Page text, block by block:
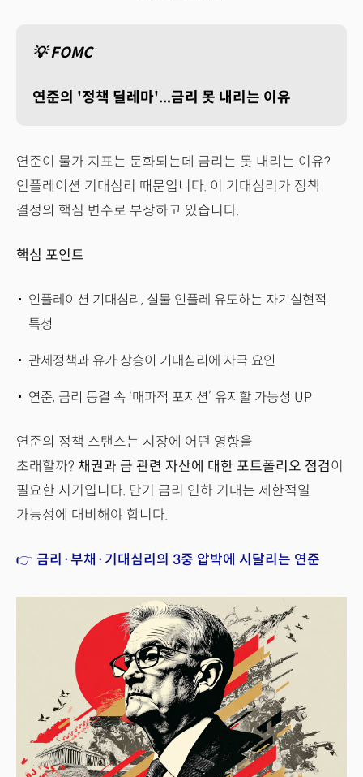
💡 FOMC
연준의 '정책 딜레마'...금리 못 내리는 이유
연준이 물가 지표는 둔화되는데 금리는 못 내리는 이유?
인플레이션 기대심리 때문입니다. 이 기대심리가 정책
결정의 핵심 변수로 부상하고 있습니다.
핵심 포인트
인플레이션 기대심리, 실물 인플레 유도하는 자기실현적
특성
관세정책과 유가 상승이 기대심리에 자극 요인
연준, 금리 동결 속 ‘매파적 포지션’ 유지할 가능성 UP
연준의 정책 스탠스는 시장에 어떤 영향을
초래할까? 채권과 금 관련 자산에 대한 포트폴리오 점검이
필요한 시기입니다. 단기 금리 인하 기대는 제한적일
가능성에 대비해야 합니다.
👉 금리·부채·기대심리의 3중 압박에 시달리는 연준